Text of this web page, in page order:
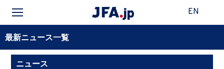
EN
最新ニュース一覧
ニュース